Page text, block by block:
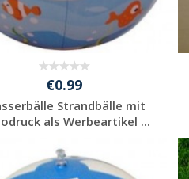
€0.99
Strandbälle mit
als Werbeartikel ...
Individuelles
Angebot anfordern